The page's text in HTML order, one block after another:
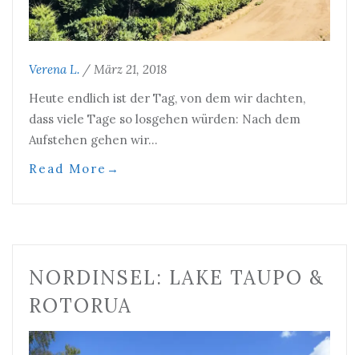
Verena L. / März 21, 2018
Heute endlich ist der Tag, von dem wir dachten,
dass viele Tage so losgehen würden: Nach dem
Aufstehen gehen wir…
Read More →
NORDINSEL: LAKE TAUPO &
ROTORUA